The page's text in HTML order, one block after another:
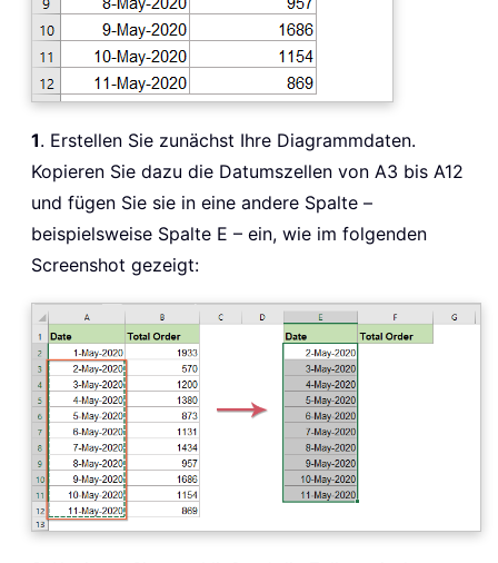
1. Erstellen Sie zunächst Ihre Diagrammdaten.
Kopieren Sie dazu die Datumszellen von A3 bis A12
und fügen Sie sie in eine andere Spalte –
beispielsweise Spalte E – ein, wie im folgenden
Screenshot gezeigt: